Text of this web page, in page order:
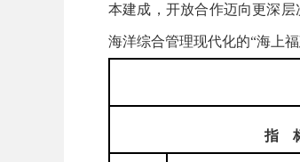
本建成，开放合作迈向更深
海洋综合管理现代化的“海上福
指